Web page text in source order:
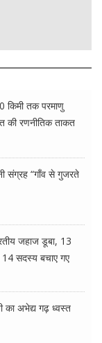
किमी तक परमाणु
की रणनीतिक ताकत
संग्रह “गाँव से गुजरते
जहाज डूबा, 13
सदस्य बचाए गए
का अभेद्य गढ़ ध्वस्त